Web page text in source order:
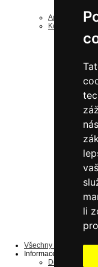
li
Antistatické
Komponenty a
k
ke
Všechny produkty ...
Informace
Dopravní